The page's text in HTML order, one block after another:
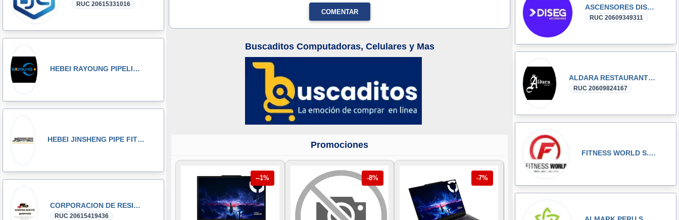
RUC 20615331016
HEBEI RAYOUNG PIPELINE TECHNOLOGY CO., LTD
HEBEI JINSHENG PIPE FITTING MANUFACTURING CO., LT
CORPORACION DE RESIDUOS SEGOVIA.PERU SAC
RUC 20615419436
COMENTAR
Buscaditos Computadoras, Celulares y Mas
Promociones
--1% -8% -7%
ASCENSORES DISEG
RUC 20609349311
ALDARA RESTAURANTE SNACK S.A.C
RUC 20609824167
FITNESS WORLD S.A.C.